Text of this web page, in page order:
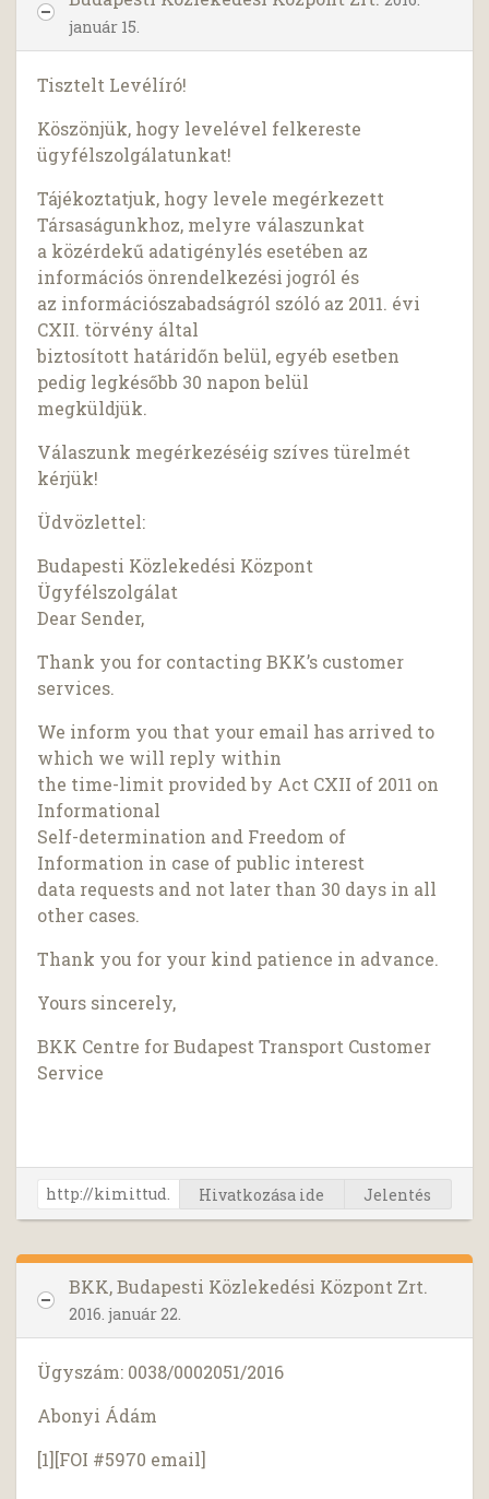
január 15.
Tisztelt Levélíró!
Köszönjük, hogy levelével felkereste
ügyfélszolgálatunkat!
Tájékoztatjuk, hogy levele megérkezett
Társaságunkhoz, melyre válaszunkat
a közérdekű adatigénylés esetében az
információs önrendelkezési jogról és
az információszabadságról szóló az 2011. évi
CXII. törvény által
biztosított határidőn belül, egyéb esetben
pedig legkésőbb 30 napon belül
megküldjük.
Válaszunk megérkezéséig szíves türelmét
kérjük!
Üdvözlettel:
Budapesti Közlekedési Központ
Ügyfélszolgálat
Dear Sender,
Thank you for contacting BKK’s customer
services.
We inform you that your email has arrived to
which we will reply within
the time-limit provided by Act CXII of 2011 on
Informational
Self-determination and Freedom of
Information in case of public interest
data requests and not later than 30 days in all
other cases.
Thank you for your kind patience in advance.
Yours sincerely,
BKK Centre for Budapest Transport Customer
Service
Hivatkozása ide Jelentés
BKK, Budapesti Közlekedési Központ Zrt.
2016. január 22.
Ügyszám: 0038/0002051/2016
Abonyi Ádám
[1][FOI #5970 email]